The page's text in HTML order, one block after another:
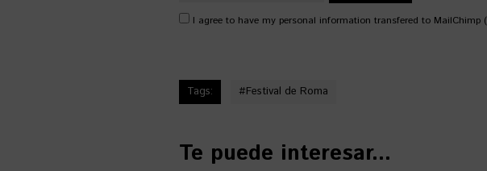
I agree to have my personal information transfered to MailChimp (
Tags: #Festival de Roma
Te puede interesar...